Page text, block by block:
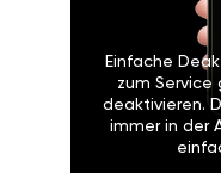
Einfache
zum Service
deaktivieren.
immer in der